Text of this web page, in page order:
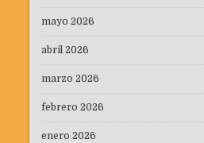
mayo 2026
abril 2026
marzo 2026
febrero 2026
enero 2026